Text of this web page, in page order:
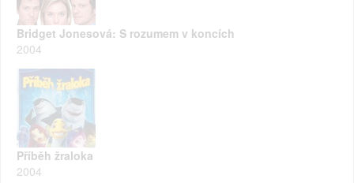
Bridget Jonesová: S rozumem v koncích
2004
Příběh žraloka
2004